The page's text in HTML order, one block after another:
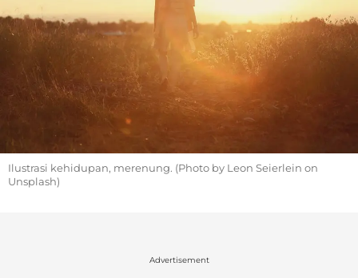
Ilustrasi kehidupan, merenung. (Photo by Leon Seierlein on
Unsplash)
Advertisement